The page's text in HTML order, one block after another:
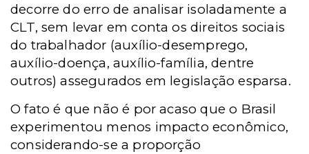
decorre do erro de analisar isoladamente a
CLT, sem levar em conta os direitos sociais
do trabalhador (auxílio-desemprego,
auxílio-doença, auxílio-família, dentre
outros) assegurados em legislação esparsa.
O fato é que não é por acaso que o Brasil
experimentou menos impacto econômico,
considerando-se a proporção